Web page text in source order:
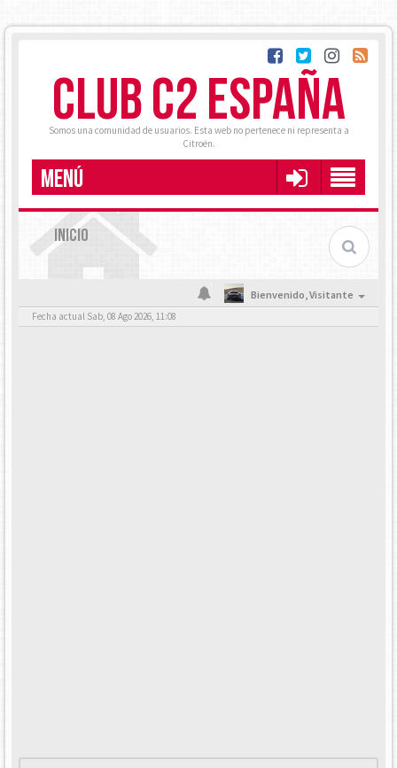
CLUB C2 ESPAÑA
Somos una comunidad de usuarios. Esta web no pertenece ni representa a
Citroën.
MENÚ
INICIO
Bienvenido,Visitante
Fecha actual Sab, 08 Ago 2026, 11:08